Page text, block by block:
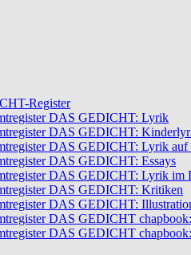
Register
DAS GEDICHT: Lyrik
DAS GEDICHT:
DAS GEDICHT: Lyrik
DAS GEDICHT: Essays
DAS GEDICHT: Lyrik im
DAS GEDICHT: Kritiken
DAS GEDICHT:
DAS GEDICHT
DAS GEDICHT